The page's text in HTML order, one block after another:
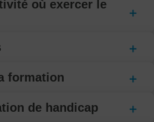
où exercer le
formation
de handicap